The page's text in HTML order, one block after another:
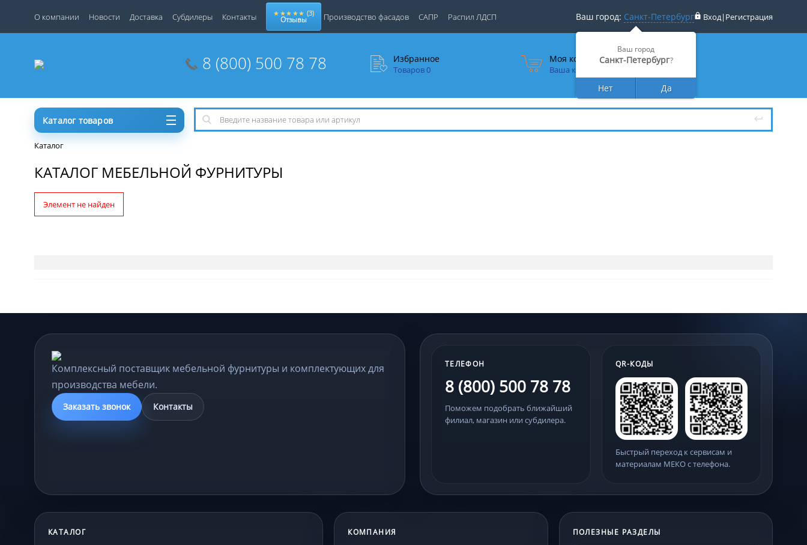
Ваш город: Санкт-Петербург
Ваш город
Санкт-Петербург?
Нет Да
Вход| Регистрация
О компании Новости Доставка Субдилеры Контакты ★★★★★ (3)
Отзывы Производство фасадов САПР Распил ЛДСП
8 (800) 500 78 78 Избранное
Товаров0
Моя корзина
Ваша корзина пуста
Каталог товаров
Каталог
КАТАЛОГ МЕБЕЛЬНОЙ ФУРНИТУРЫ
Элемент не найден
Комплексный поставщик мебельной фурнитуры и комплектующих для
производства мебели.
Заказать звонок Контакты
ТЕЛЕФОН
8 (800) 500 78 78
Поможем подобрать ближайший
филиал, магазин или субдилера.
QR-КОДЫ
Быстрый переход к сервисам и
материалам МЕКО с телефона.
КАТАЛОГ КОМПАНИЯ ПОЛЕЗНЫЕ РАЗДЕЛЫ